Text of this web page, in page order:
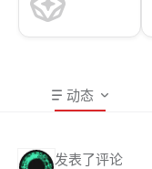
动态
发表了评论